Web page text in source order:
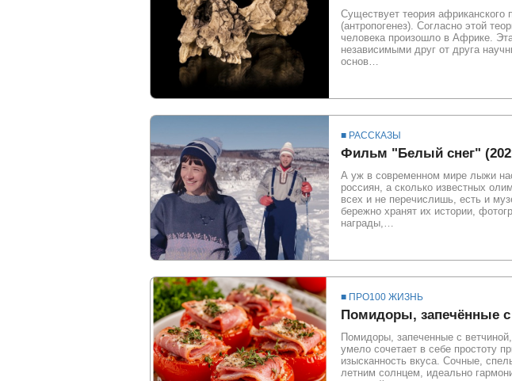
Существует теория африканского
(антропогенез). Согласно этой
человека произошло в Африке.
независимыми друг от друга
основ…
■ РАССКАЗЫ
Фильм "Белый снег"
А уж в современном мире лыжи
россиян, а сколько известных
всех и не перечислишь, есть и
бережно хранят их истории,
награды,…
■ ПРО100 ЖИЗНЬ
Помидоры, запечённые с
Помидоры, запеченные с
умело сочетает в себе простоту
изысканность вкуса. Сочные,
летним солнцем, идеально